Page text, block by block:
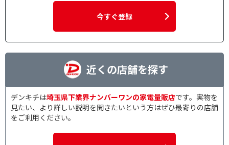
今すぐ登録
近くの店舗を探す
デンキチは埼玉県下業界ナンバーワンの家電量販店です。実物を
見たい、より詳しい説明を聞きたいという方はぜひ最寄りの店舗
をご利用ください。